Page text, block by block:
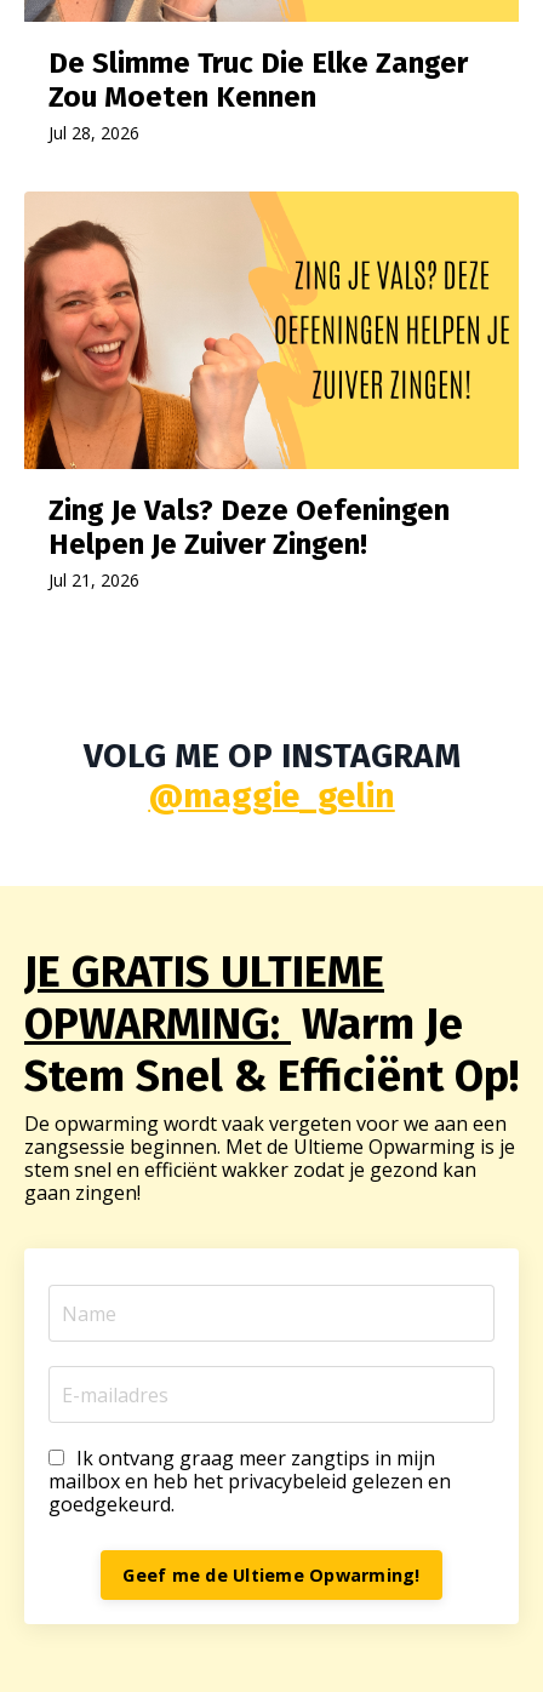
De Slimme Truc Die Elke Zanger
Zou Moeten Kennen
Jul 28, 2026
Zing Je Vals? Deze Oefeningen
Helpen Je Zuiver Zingen!
Jul 21, 2026
VOLG ME OP INSTAGRAM
@maggie_gelin
JE GRATIS ULTIEME
OPWARMING: Warm Je
Stem Snel & Efficiënt Op!
De opwarming wordt vaak vergeten voor we aan een
zangsessie beginnen. Met de Ultieme Opwarming is je
stem snel en efficiënt wakker zodat je gezond kan
gaan zingen!
Ik ontvang graag meer zangtips in mijn
mailbox en heb het privacybeleid gelezen en
goedgekeurd.
Geef me de Ultieme Opwarming!